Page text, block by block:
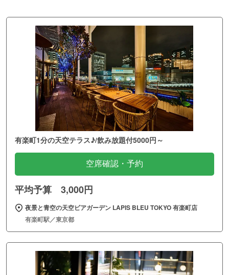
有楽町1分の天空テラス♪/飲み放題付5000円～
空席確認・予約
平均予算 3,000円
夜景と青空の天空ビアガーデン LAPIS BLEU TOKYO 有楽町店
有楽町駅／東京都